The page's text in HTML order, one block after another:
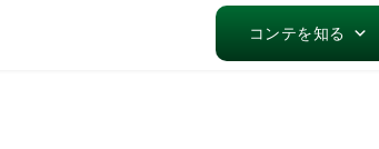
コンテを知る